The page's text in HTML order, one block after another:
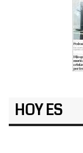
HOY ES